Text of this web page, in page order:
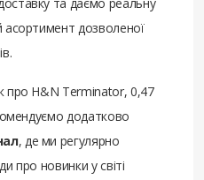
асортимент дозволеної
про H&N Terminator, 0,47
додатково
, де ми регулярно
про новинки у світі